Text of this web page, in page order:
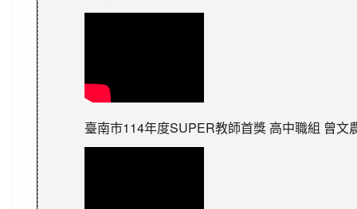
臺南市114年度SUPER教師首獎 高中職組 曾文